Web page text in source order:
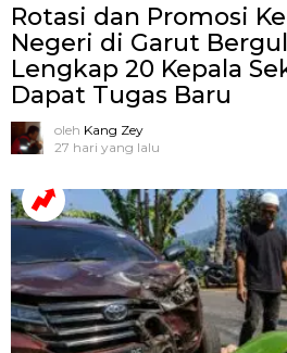
Rotasi dan Promosi
Negeri di Garut
Lengkap 20 Kepala
Dapat Tugas Baru
oleh Kang Zey
27 hari yang lalu